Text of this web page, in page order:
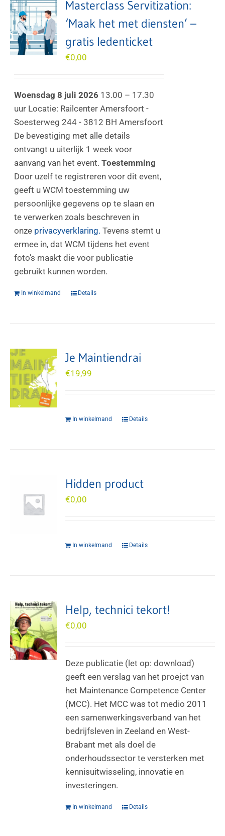
Masterclass Servitization:
‘Maak het met diensten’ –
gratis ledenticket
€0,00
Woensdag 8 juli 2026 13.00 – 17.30
uur Locatie: Railcenter Amersfoort -
Soesterweg 244 - 3812 BH Amersfoort
De bevestiging met alle details
ontvangt u uiterlijk 1 week voor
aanvang van het event.Toestemming
Door uzelf te registreren voor dit event,
geeft u WCM toestemming uw
persoonlijke gegevens op te slaan en
te verwerken zoals beschreven in
onze privacyverklaring. Tevens stemt u
ermee in, dat WCM tijdens het event
foto’s maakt die voor publicatie
gebruikt kunnen worden.
In winkelmand Details
Je Maintiendrai
€19,99
In winkelmand Details
Hidden product
€0,00
In winkelmand Details
Help, technici tekort!
€0,00
Deze publicatie (let op: download)
geeft een verslag van het proejct van
het Maintenance Competence Center
(MCC). Het MCC was tot medio 2011
een samenwerkingsverband van het
bedrijfsleven in Zeeland en West-
Brabant met als doel de
onderhoudssector te versterken met
kennisuitwisseling, innovatie en
investeringen.
In winkelmand Details